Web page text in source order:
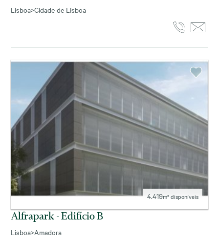
Lisboa>Cidade de Lisboa
4.419m² disponíveis
Alfrapark - Edifício B
Lisboa>Amadora